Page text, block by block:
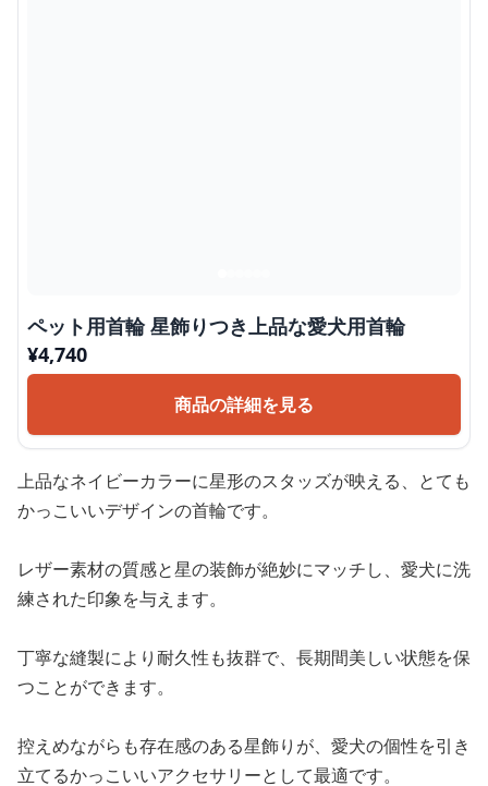
ペット用首輪 星飾りつき上品な愛犬用首輪
¥4,740
商品の詳細を見る
上品なネイビーカラーに星形のスタッズが映える、とても
かっこいいデザインの首輪です。
レザー素材の質感と星の装飾が絶妙にマッチし、愛犬に洗
練された印象を与えます。
丁寧な縫製により耐久性も抜群で、長期間美しい状態を保
つことができます。
控えめながらも存在感のある星飾りが、愛犬の個性を引き
立てるかっこいいアクセサリーとして最適です。